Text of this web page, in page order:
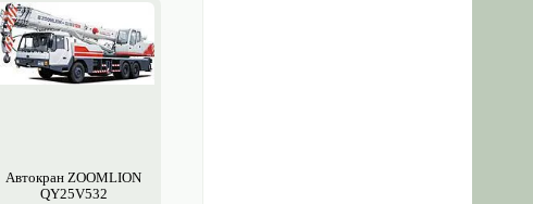
Авто­кран ZOOMLION
QY25V532